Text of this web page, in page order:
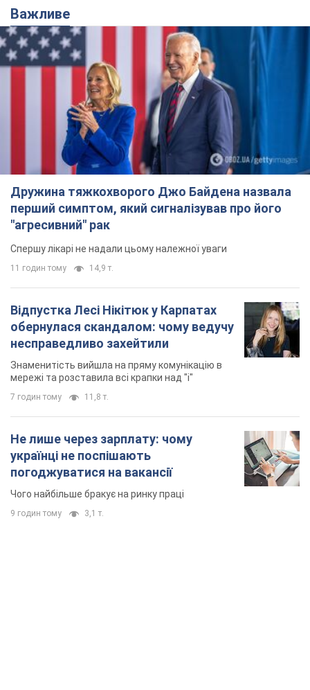
Важливе
Дружина тяжкохворого Джо Байдена назвала
перший симптом, який сигналізував про його
"агресивний" рак
Спершу лікарі не надали цьому належної уваги
11 годин тому 14,9 т.
Відпустка Лесі Нікітюк у Карпатах
обернулася скандалом: чому ведучу
несправедливо захейтили
Знаменитість вийшла на пряму комунікацію в
мережі та розставила всі крапки над "і"
7 годин тому 11,8 т.
Не лише через зарплату: чому
українці не поспішають
погоджуватися на вакансії
Чого найбільше бракує на ринку праці
9 годин тому 3,1 т.